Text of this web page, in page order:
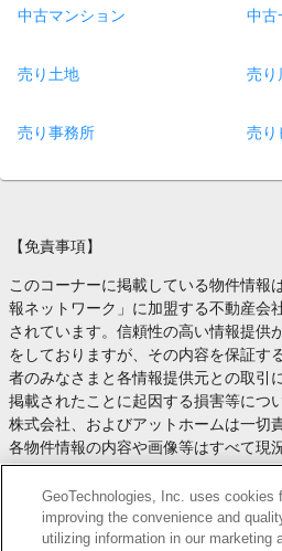
中古マンション 中古
売り土地 売り
売り事務所 売り
【免責事項】
このコーナーに掲載している物件情報
報ネットワーク」に加盟する不動産会
されています。信頼性の高い情報提供
をしておりますが、その内容を保証す
者のみなさまと各情報提供元との取引
掲載されたことに起因する損害等につ
株式会社、およびアットホームは一切
各物件情報の内容や画像等はすべて現
す。
お取引等（お取引の準備、資金調達等
や契約条件等について、 各情報提供元
身でご確認の上、判断してください。
GeoTechnologies, Inc. uses cookies
improving the convenience and
utilizing information in our marketing